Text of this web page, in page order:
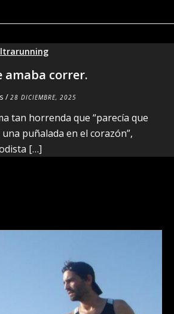
amaba correr.
/ 28 DICIEMBRE, 2025
tan horrenda que “parecía que
puñalada en el corazón”,
[…]